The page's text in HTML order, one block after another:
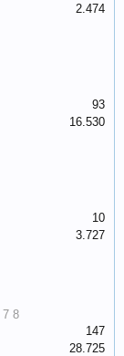
2.474
93
16.530
10
3.727
7 8
147
28.725